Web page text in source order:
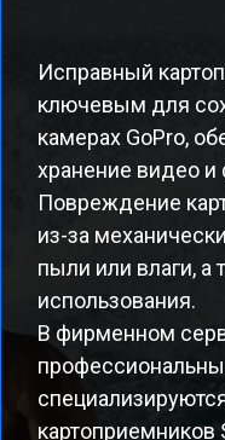
Исправный
ключевым для
камерах GoPro,
хранение видео и
Повреждение
из-за
пыли или влаги, а
использования.
В фирменном
картоприемников